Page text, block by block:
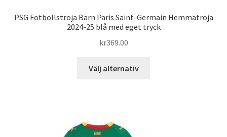
PSG Fotbollströja Barn Paris Saint-Germain Hemmatröja
2024-25 blå med eget tryck
kr369.00
Välj alternativ